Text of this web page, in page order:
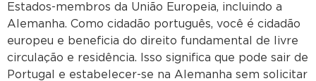
Estados-membros da União Europeia, incluindo a
Alemanha. Como cidadão português, você é cidadão
europeu e beneficia do direito fundamental de livre
circulação e residência. Isso significa que pode sair de
Portugal e estabelecer-se na Alemanha sem solicitar